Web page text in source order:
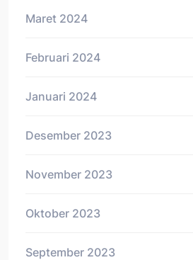
Maret 2024
Februari 2024
Januari 2024
Desember 2023
November 2023
Oktober 2023
September 2023